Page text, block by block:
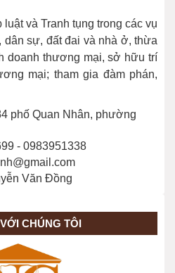
và Tranh tụng trong các vụ
dân sự, đất đai và nhà ở, thừa
doanh thương mại, sở hữu trí
mại; tham gia đàm phán,
phố Quan Nhân, phường
- 0983951338
Văn Đồng
CHÚNG TÔI